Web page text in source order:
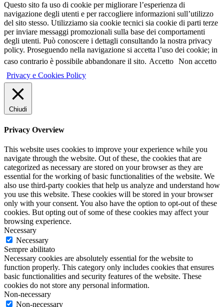
Questo sito fa uso di cookie per migliorare l’esperienza di
navigazione degli utenti e per raccogliere informazioni sull’utilizzo
del sito stesso. Utilizziamo sia cookie tecnici sia cookie di parti terze
per inviare messaggi promozionali sulla base dei comportamenti
degli utenti. Può conoscere i dettagli consultando la nostra privacy
policy. Proseguendo nella navigazione si accetta l’uso dei cookie; in
caso contrario è possibile abbandonare il sito. Accetto Non accetto
Privacy e Cookies Policy
Chiudi
Privacy Overview
This website uses cookies to improve your experience while you
navigate through the website. Out of these, the cookies that are
categorized as necessary are stored on your browser as they are
essential for the working of basic functionalities of the website. We
also use third-party cookies that help us analyze and understand how
you use this website. These cookies will be stored in your browser
only with your consent. You also have the option to opt-out of these
cookies. But opting out of some of these cookies may affect your
browsing experience.
Necessary
Necessary
Sempre abilitato
Necessary cookies are absolutely essential for the website to
function properly. This category only includes cookies that ensures
basic functionalities and security features of the website. These
cookies do not store any personal information.
Non-necessary
Non-necessary